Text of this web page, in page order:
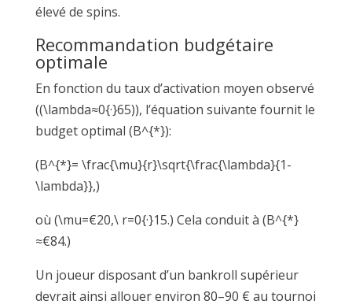
élevé de spins.
Recommandation budgétaire
optimale
En fonction du taux d’activation moyen observé
((\lambda≈0{·}65)), l’équation suivante fournit le
budget optimal (B^{*}):
(B^{*}= \frac{\mu}{r}\sqrt{\frac{\lambda}{1-
\lambda}},)
où (\mu=€20,\ r=0{·}15.) Cela conduit à (B^{*}
≈€84.)
Un joueur disposant d’un bankroll supérieur
devrait ainsi allouer environ 80–90 € au tournoi